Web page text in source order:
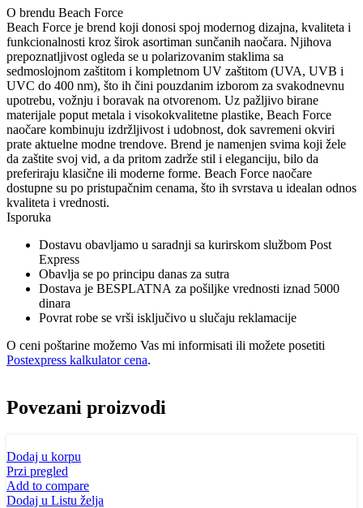
O brendu Beach Force
Beach Force je brend koji donosi spoj modernog dizajna, kvaliteta i
funkcionalnosti kroz širok asortiman sunčanih naočara. Njihova
prepoznatljivost ogleda se u polarizovanim staklima sa
sedmoslojnom zaštitom i kompletnom UV zaštitom (UVA, UVB i
UVC do 400 nm), što ih čini pouzdanim izborom za svakodnevnu
upotrebu, vožnju i boravak na otvorenom. Uz pažljivo birane
materijale poput metala i visokokvalitetne plastike, Beach Force
naočare kombinuju izdržljivost i udobnost, dok savremeni okviri
prate aktuelne modne trendove. Brend je namenjen svima koji žele
da zaštite svoj vid, a da pritom zadrže stil i eleganciju, bilo da
preferiraju klasične ili moderne forme. Beach Force naočare
dostupne su po pristupačnim cenama, što ih svrstava u idealan odnos
kvaliteta i vrednosti.
Isporuka
Dostavu obavljamo u saradnji sa kurirskom službom Post
Express
Obavlja se po principu danas za sutra
Dostava je BESPLATNA za pošiljke vrednosti iznad 5000
dinara
Povrat robe se vrši isključivo u slučaju reklamacije
O ceni poštarine možemo Vas mi informisati ili možete posetiti
Postexpress kalkulator cena.
Povezani proizvodi
Dodaj u korpu
Przi pregled
Add to compare
Dodaj u Listu želja